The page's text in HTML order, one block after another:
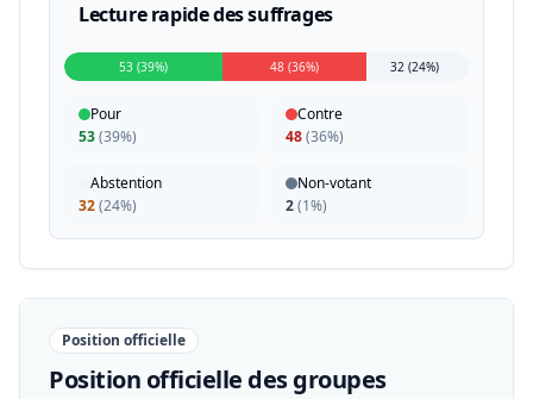
Lecture rapide des suffrages
53 (39%) 48 (36%) 32 (24%)
Pour
53(39%)
Contre
48(36%)
Abstention
32(24%)
Non-votant
2(1%)
Position officielle
Position officielle des groupes